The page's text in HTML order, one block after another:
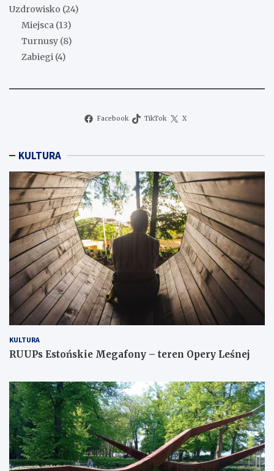
Uzdrowisko (24)
Miejsca (13)
Turnusy (8)
Zabiegi (4)
Facebook TikTok X
KULTURA
KULTURA
RUUPs Estońskie Megafony – teren Opery Leśnej